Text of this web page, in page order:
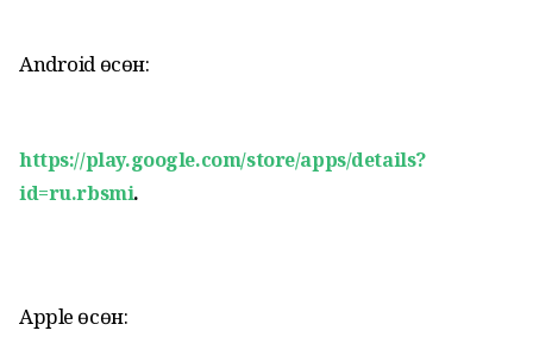
Android өсөн:
https://play.google.com/store/apps/details?
id=ru.rbsmi.
Apple өсөн: